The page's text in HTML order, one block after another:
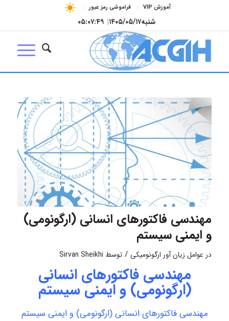
آموزش VIP فراموشی رمز عبور
شنبه۱۴۰۵/۰۵/۱۷| ۰۵:۰۷:۵۰
مهندسی فاکتورهای انسانی (ارگونومی)
و ایمنی سیستم
در عوامل زیان آور ارگونومیکی / توسط Sirvan Sheikhi
مهندسی فاکتورهای انسانی
(ارگونومی) و ایمنی سیستم
مهندسی فاکتورهای انسانی (ارگونومی) و ایمنی سیستم